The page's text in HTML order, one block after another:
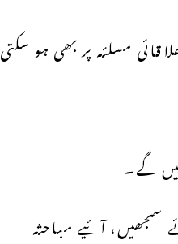
مسلئہ پر بھی ہو سکتی
گے۔
آئیے مباحثہ